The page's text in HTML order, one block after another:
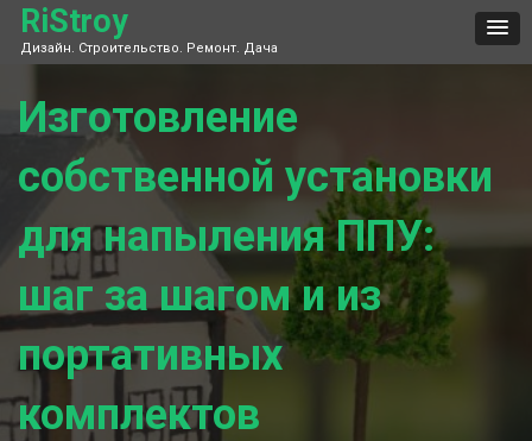
Skip
content
RiStroy
Дизайн. Строительство. Ремонт. Дача
Изготовление
собственной установки
для напыления ППУ:
шаг за шагом и из
портативных
комплектов